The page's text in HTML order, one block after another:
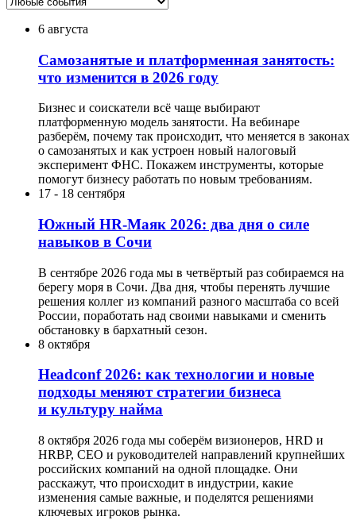
6 августа
Самозанятые и платформенная занятость:
что изменится в 2026 году
Бизнес и соискатели всё чаще выбирают
платформенную модель занятости. На вебинаре
разберём, почему так происходит, что меняется в законах
о самозанятых и как устроен новый налоговый
эксперимент ФНС. Покажем инструменты, которые
помогут бизнесу работать по новым требованиям.
17 - 18 сентября
Южный HR-Маяк 2026: два дня о силе
навыков в Сочи
В сентябре 2026 года мы в четвёртый раз собираемся на
берегу моря в Сочи. Два дня, чтобы перенять лучшие
решения коллег из компаний разного масштаба со всей
России, поработать над своими навыками и сменить
обстановку в бархатный сезон.
8 октября
Headсonf 2026: как технологии и новые
подходы меняют стратегии бизнеса
и культуру найма
8 октября 2026 года мы соберём визионеров, HRD и
HRBP, СЕО и руководителей направлений крупнейших
российских компаний на одной площадке. Они
расскажут, что происходит в индустрии, какие
изменения самые важные, и поделятся решениями
ключевых игроков рынка.